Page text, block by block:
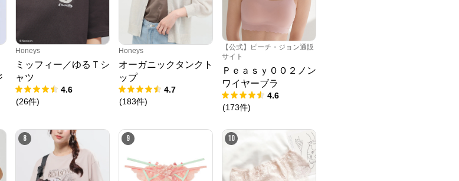
Honeys
ミッフィー／ゆるＴシ
ャツ
4.6
(26件)
Honeys
オーガニックタンクト
ップ
4.7
(183件)
【公式】ピーチ・ジョン通販
サイト
Ｐｅａｓｙ００２ノン
ワイヤーブラ
4.6
(173件)
8 9 10